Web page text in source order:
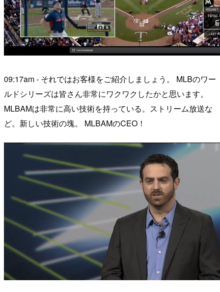
09:17am - それではお客様をご紹介しましょう。 MLBのワー
ルドシリーズは皆さん非常にワクワクしたかと思います。
MLBAMは非常に高い技術を持っている。ストリーム放送な
ど。新しい技術の塊。 MLBAMのCEO！